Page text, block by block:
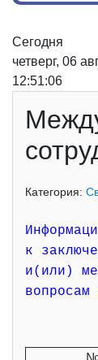
Сегодня
четверг, 06
12:51:06
Категория:
к
и(или)